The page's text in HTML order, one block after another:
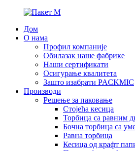
Дом
О нама
Профил компаније
Обилазак наше фабрике
Наши сертификати
Осигурање квалитета
Зашто изабрати PACKMIC
Производи
Решење за паковање
Стојећа кесица
Торбица са равним
Бочна торбица са
Равна торбица
Кесица од крафт